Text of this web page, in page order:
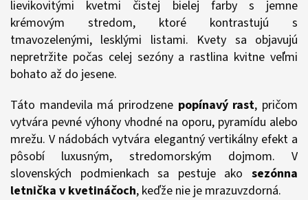
lievikovitými kvetmi čistej bielej farby s jemne
krémovým stredom, ktoré kontrastujú s
tmavozelenými, lesklými listami. Kvety sa objavujú
nepretržite počas celej sezóny a rastlina kvitne veľmi
bohato až do jesene.
Táto mandevila má prirodzene popínavý rast, pričom
vytvára pevné výhony vhodné na oporu, pyramídu alebo
mrežu. V nádobách vytvára elegantný vertikálny efekt a
pôsobí luxusným, stredomorským dojmom. V
slovenských podmienkach sa pestuje ako sezónna
letnička v kvetináčoch, keďže nie je mrazuvzdorná.